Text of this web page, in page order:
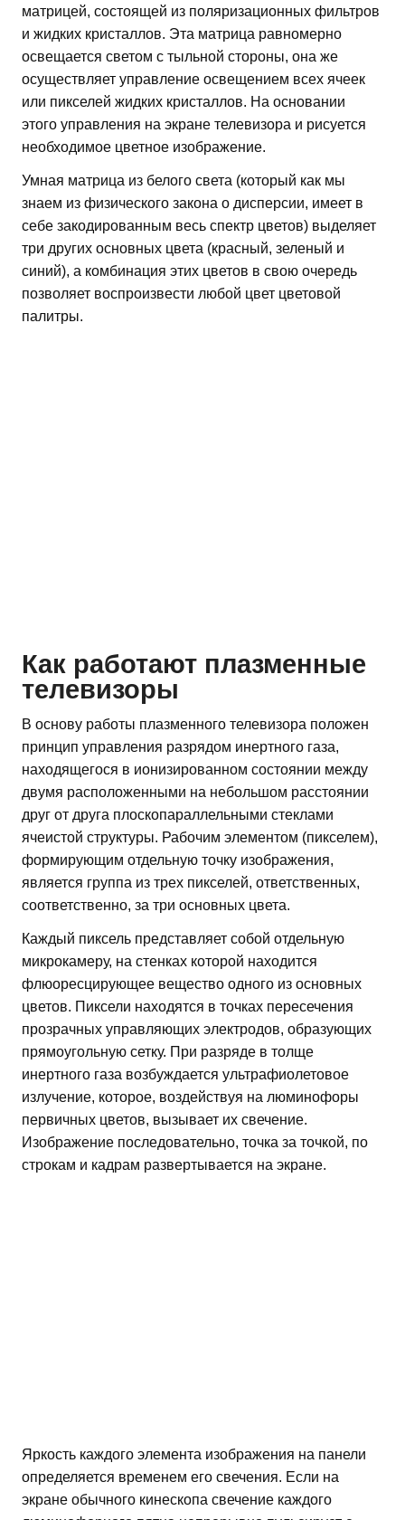
матрицей, состоящей из поляризационных фильтров
и жидких кристаллов. Эта матрица равномерно
освещается светом с тыльной стороны, она же
осуществляет управление освещением всех ячеек
или пикселей жидких кристаллов. На основании
этого управления на экране телевизора и рисуется
необходимое цветное изображение.
Умная матрица из белого света (который как мы
знаем из физического закона о дисперсии, имеет в
себе закодированным весь спектр цветов) выделяет
три других основных цвета (красный, зеленый и
синий), а комбинация этих цветов в свою очередь
позволяет воспроизвести любой цвет цветовой
палитры.
Как работают плазменные
телевизоры
В основу работы плазменного телевизора положен
принцип управления разрядом инертного газа,
находящегося в ионизированном состоянии между
двумя расположенными на небольшом расстоянии
друг от друга плоскопараллельными стеклами
ячеистой структуры. Рабочим элементом (пикселем),
формирующим отдельную точку изображения,
является группа из трех пикселей, ответственных,
соответственно, за три основных цвета.
Каждый пиксель представляет собой отдельную
микрокамеру, на стенках которой находится
флюоресцирующее вещество одного из основных
цветов. Пиксели находятся в точках пересечения
прозрачных управляющих электродов, образующих
прямоугольную сетку. При разряде в толще
инертного газа возбуждается ультрафиолетовое
излучение, которое, воздействуя на люминофоры
первичных цветов, вызывает их свечение.
Изображение последовательно, точка за точкой, по
строкам и кадрам развертывается на экране.
Яркость каждого элемента изображения на панели
определяется временем его свечения. Если на
экране обычного кинескопа свечение каждого